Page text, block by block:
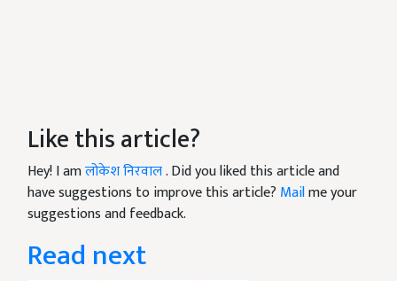
Like this article?
Hey! I amलोकेश निरवाल. Did you liked this article and
have suggestions to improve this article? Mailme your
suggestions and feedback.
Read next